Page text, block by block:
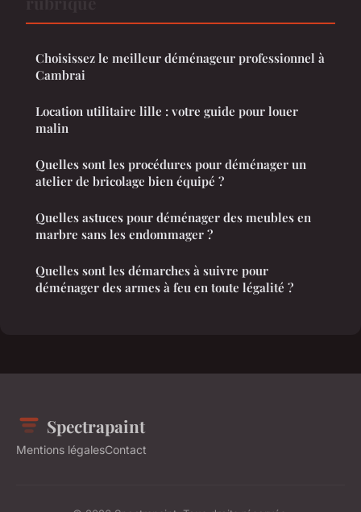
Choisissez le meilleur déménageur professionnel à
Cambrai
Location utilitaire lille : votre guide pour louer
malin
Quelles sont les procédures pour déménager un
atelier de bricolage bien équipé ?
Quelles astuces pour déménager des meubles en
marbre sans les endommager ?
Quelles sont les démarches à suivre pour
déménager des armes à feu en toute légalité ?
Spectrapaint
Mentions légalesContact